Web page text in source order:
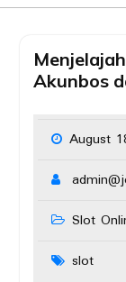
Akunbos
August
Slot
slot